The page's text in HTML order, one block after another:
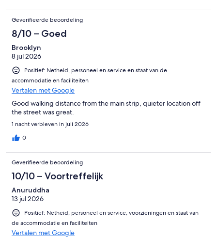
Geverifieerde beoordeling
8/10 – Goed
Brooklyn
8 jul 2026
Positief: Netheid, personeel en service en staat van de
accommodatie en faciliteiten
Vertalen met Google
Good walking distance from the main strip, quieter location off
the street was great.
1 nacht verbleven in juli 2026
0
Geverifieerde beoordeling
10/10 – Voortreffelijk
Anuruddha
13 jul 2026
Positief: Netheid, personeel en service, voorzieningen en staat van
de accommodatie en faciliteiten
Vertalen met Google